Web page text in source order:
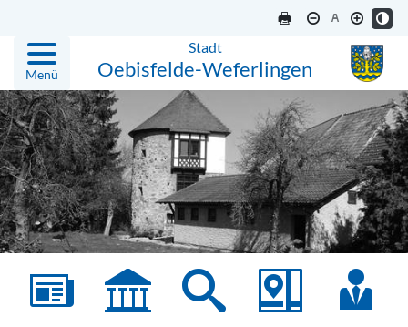
Menü
Stadt
Oebisfelde-Weferlingen